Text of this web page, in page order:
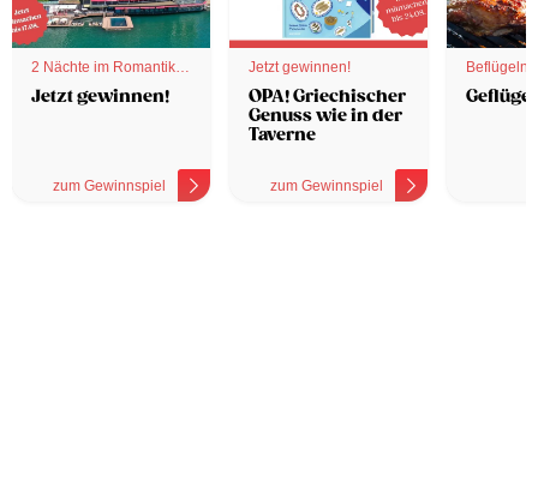
2 Nächte im Romantik
Hotel
Jetzt gewinnen!
zum Gewinnspiel
Jetzt gewinnen!
OPA! Griechischer
Genuss wie in der
Taverne
zum Gewinnspiel